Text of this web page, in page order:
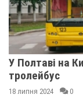
У Полтаві на
тролейбус
18 липня 2024 0